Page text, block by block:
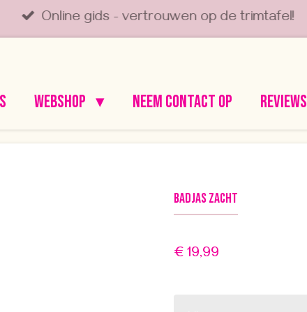
Online gids - vertrouwen op de trimtafel!
Webshop Neem contact op Reviews
Badjas zacht
€ 19,99